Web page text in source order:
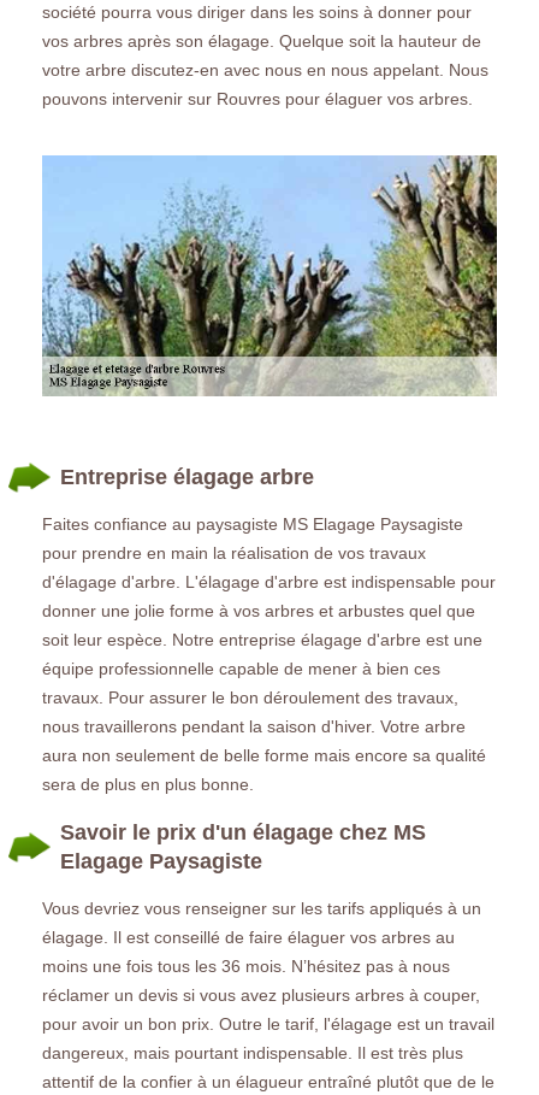
société pourra vous diriger dans les soins à donner pour
vos arbres après son élagage. Quelque soit la hauteur de
votre arbre discutez-en avec nous en nous appelant. Nous
pouvons intervenir sur Rouvres pour élaguer vos arbres.
Entreprise élagage arbre
Faites confiance au paysagiste MS Elagage Paysagiste
pour prendre en main la réalisation de vos travaux
d'élagage d'arbre. L'élagage d'arbre est indispensable pour
donner une jolie forme à vos arbres et arbustes quel que
soit leur espèce. Notre entreprise élagage d'arbre est une
équipe professionnelle capable de mener à bien ces
travaux. Pour assurer le bon déroulement des travaux,
nous travaillerons pendant la saison d'hiver. Votre arbre
aura non seulement de belle forme mais encore sa qualité
sera de plus en plus bonne.
Savoir le prix d'un élagage chez MS
Elagage Paysagiste
Vous devriez vous renseigner sur les tarifs appliqués à un
élagage. Il est conseillé de faire élaguer vos arbres au
moins une fois tous les 36 mois. N’hésitez pas à nous
réclamer un devis si vous avez plusieurs arbres à couper,
pour avoir un bon prix. Outre le tarif, l'élagage est un travail
dangereux, mais pourtant indispensable. Il est très plus
attentif de la confier à un élagueur entraîné plutôt que de le